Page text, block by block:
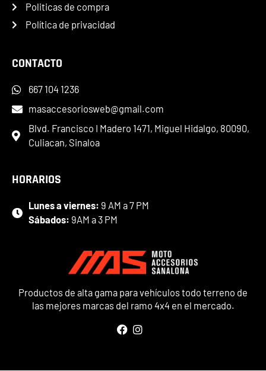
Productos de alta gama para vehículos todo terreno de
las mejores marcas del ramo 4x4 en el mercado.
Politicas de compra
Política de privacidad
CONTACTO
667 104 1236
masaccesoriosweb@gmail.com
Blvd. Francisco I Madero 1471, Miguel Hidalgo, 80090,
Culiacan, Sinaloa
HORARIOS
Lunes a viernes: 9 AM a 7 PM
Sábados: 9AM a 3 PM